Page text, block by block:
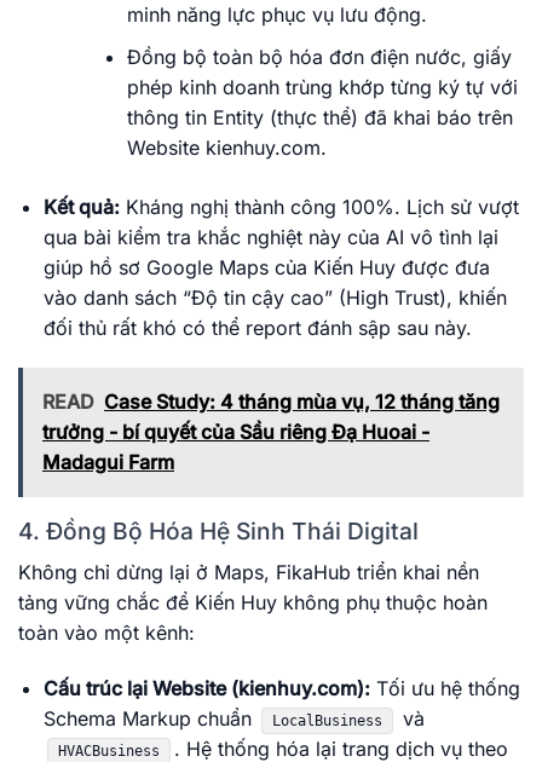
minh năng lực phục vụ lưu động.
Đồng bộ toàn bộ hóa đơn điện nước, giấy
phép kinh doanh trùng khớp từng ký tự với
thông tin Entity (thực thể) đã khai báo trên
Website kienhuy.com.
Kết quả:Kháng nghị thành công 100%. Lịch sử vượt
qua bài kiểm tra khắc nghiệt này của AI vô tình lại
giúp hồ sơ Google Maps của Kiến Huy được đưa
vào danh sách “Độ tin cậy cao” (High Trust), khiến
đối thủ rất khó có thể report đánh sập sau này.
READ Case Study: 4 tháng mùa vụ, 12 tháng tăng
trưởng - bí quyết của Sầu riêng Đạ Huoai -
Madagui Farm
4. Đồng Bộ Hóa Hệ Sinh Thái Digital
Không chỉ dừng lại ở Maps, FikaHub triển khai nền
tảng vững chắc để Kiến Huy không phụ thuộc hoàn
toàn vào một kênh:
Cấu trúc lại Website (kienhuy.com):Tối ưu hệ thống
Schema Markup chuẩn
LocalBusiness và
HVACBusiness
. Hệ thống hóa lại trang dịch vụ theo